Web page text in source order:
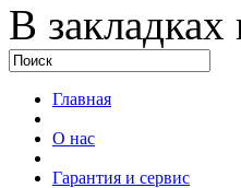
В закладках
Главная
О нас
Гарантия и сервис